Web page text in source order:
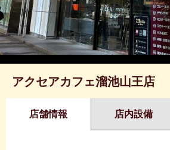
アクセアカフェ溜池山王店
店舗情報 店内設備